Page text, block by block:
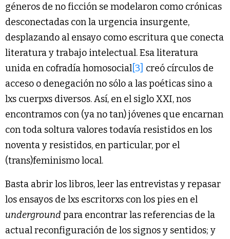
géneros de no ficción se modelaron como crónicas
desconectadas con la urgencia insurgente,
desplazando al ensayo como escritura que conecta
literatura y trabajo intelectual. Esa literatura
unida en cofradía homosocial [3] creó círculos de
acceso o denegación no sólo a las poéticas sino a
lxs cuerpxs diversos. Así, en el siglo XXI, nos
encontramos con (ya no tan) jóvenes que encarnan
con toda soltura valores todavía resistidos en los
noventa y resistidos, en particular, por el
(trans)feminismo local.
Basta abrir los libros, leer las entrevistas y repasar
los ensayos de lxs escritorxs con los pies en el
underground para encontrar las referencias de la
actual reconfiguración de los signos y sentidos; y